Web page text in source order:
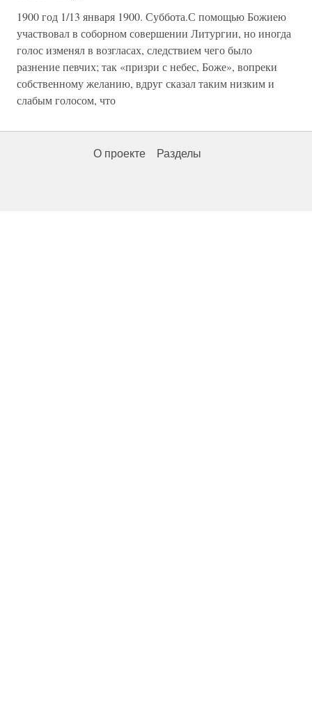
1900 год 1/13 января 1900. Суббота.С помощью Божиею
участвовал в соборном совершении Литургии, но иногда
голос изменял в возгласах, следствием чего было
разнение певчих; так «призри с небес, Боже», вопреки
собственному желанию, вдруг сказал таким низким и
слабым голосом, что
О проекте Разделы